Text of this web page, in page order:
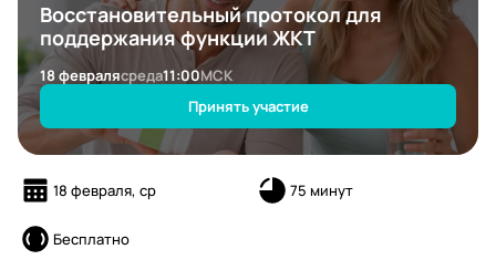
Восстановительный протокол для
поддержания функции ЖКТ
18 февралясреда11:00МСК
Принять участие
18 февраля, ср 75 минут
Бесплатно